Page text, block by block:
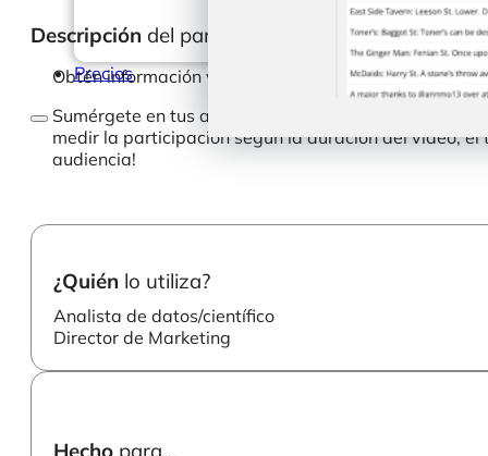
Precios
Descripción del panel de control
Obtén información valiosa sobre tu rendimiento en
Sumérgete en tus analíticas de vídeo para hacer un
medir la participación según la duración del vídeo,
audiencia!
¿Quién lo utiliza?
Analista de datos/científico
Director de Marketing
Hecho para...